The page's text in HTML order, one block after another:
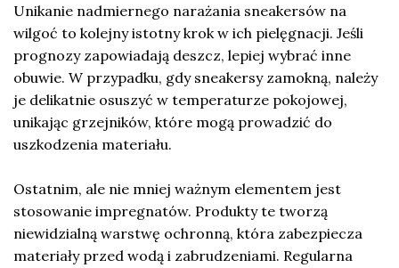
Unikanie nadmiernego narażania sneakersów na
wilgoć to kolejny istotny krok w ich pielęgnacji. Jeśli
prognozy zapowiadają deszcz, lepiej wybrać inne
obuwie. W przypadku, gdy sneakersy zamokną, należy
je delikatnie osuszyć w temperaturze pokojowej,
unikając grzejników, które mogą prowadzić do
uszkodzenia materiału.
Ostatnim, ale nie mniej ważnym elementem jest
stosowanie impregnatów. Produkty te tworzą
niewidzialną warstwę ochronną, która zabezpiecza
materiały przed wodą i zabrudzeniami. Regularna